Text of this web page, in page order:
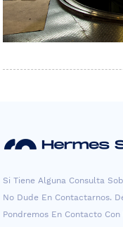
Si Tiene Alguna Consulta
No Dude En Contactarnos.
Pondremos En Contacto